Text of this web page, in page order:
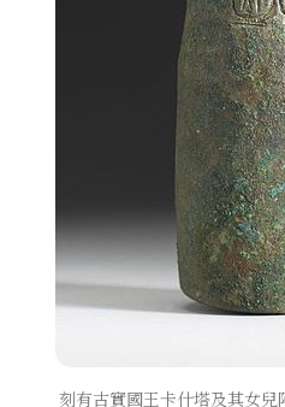
刻有古實國王卡什塔及其女